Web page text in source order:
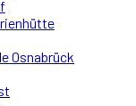
Osnabrück